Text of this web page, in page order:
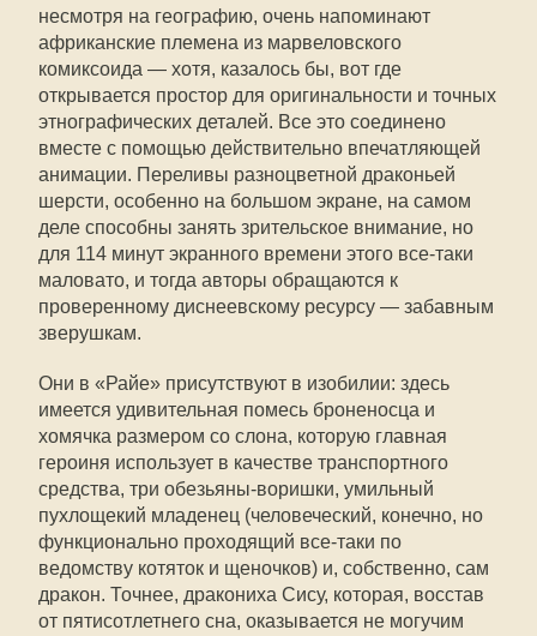
несмотря на географию, очень напоминают
африканские племена из марвеловского
комиксоида — хотя, казалось бы, вот где
открывается простор для оригинальности и точных
этнографических деталей. Все это соединено
вместе с помощью действительно впечатляющей
анимации. Переливы разноцветной драконьей
шерсти, особенно на большом экране, на самом
деле способны занять зрительское внимание, но
для 114 минут экранного времени этого все-таки
маловато, и тогда авторы обращаются к
проверенному диснеевскому ресурсу — забавным
зверушкам.
Они в «Райе» присутствуют в изобилии: здесь
имеется удивительная помесь броненосца и
хомячка размером со слона, которую главная
героиня использует в качестве транспортного
средства, три обезьяны-воришки, умильный
пухлощекий младенец (человеческий, конечно, но
функционально проходящий все-таки по
ведомству котяток и щеночков) и, собственно, сам
дракон. Точнее, дракониха Сису, которая, восстав
от пятисотлетнего сна, оказывается не могучим